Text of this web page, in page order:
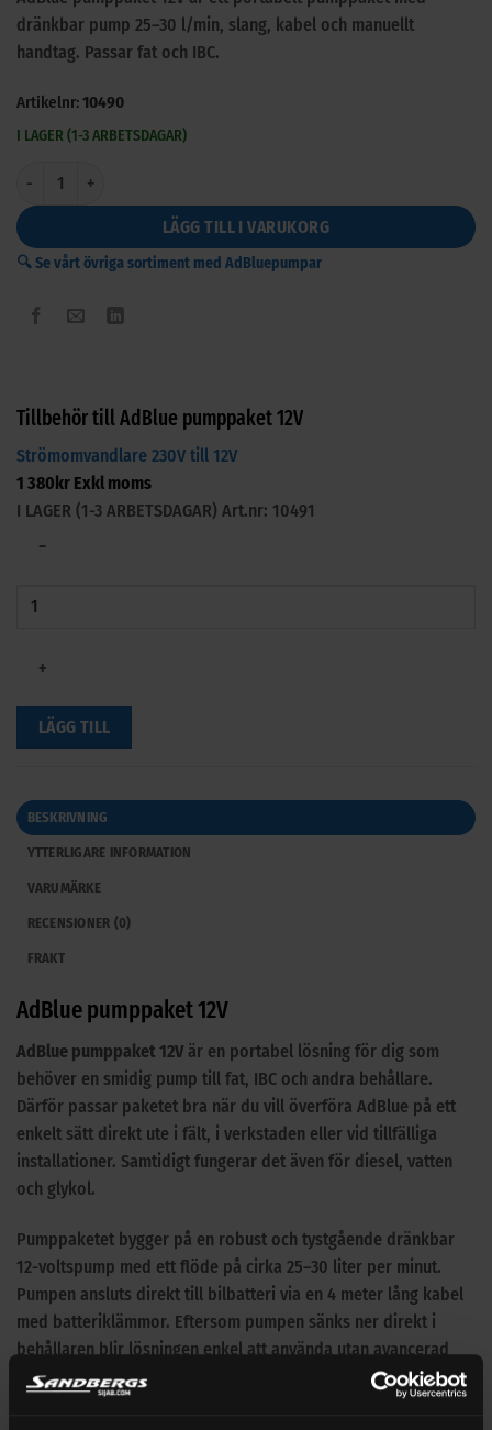
dränkbar pump 25–30 l/min, slang, kabel och manuellt
handtag. Passar fat och IBC.
Artikelnr:10490
I LAGER (1-3 ARBETSDAGAR)
AdBlue pumppaket 12V mängd
LÄGG TILL I VARUKORG
🔍 Se vårt övriga sortiment med AdBluepumpar
Tillbehör till AdBlue pumppaket 12V
Strömomvandlare 230V till 12V
1 380 kr Exkl moms
I LAGER (1-3 ARBETSDAGAR) Art.nr: 10491
−
+
LÄGG TILL
BESKRIVNING
YTTERLIGARE INFORMATION
VARUMÄRKE
RECENSIONER (0)
FRAKT
AdBlue pumppaket 12V
AdBlue pumppaket 12V är en portabel lösning för dig som
behöver en smidig pump till fat, IBC och andra behållare.
Därför passar paketet bra när du vill överföra AdBlue på ett
enkelt sätt direkt ute i fält, i verkstaden eller vid tillfälliga
installationer. Samtidigt fungerar det även för diesel, vatten
och glykol.
Pumppaketet bygger på en robust och tystgående dränkbar
12-voltspump med ett flöde på cirka 25–30 liter per minut.
Pumpen ansluts direkt till bilbatteri via en 4 meter lång kabel
med batteriklämmor. Eftersom pumpen sänks ner direkt i
behållaren blir lösningen enkel att använda utan avancerad
installation.